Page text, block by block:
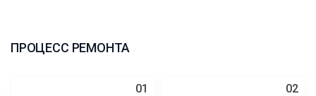
ПРОЦЕСС РЕМОНТА
01 02